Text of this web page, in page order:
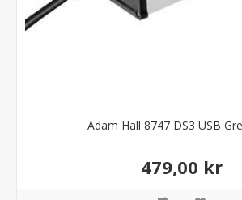
Adam Hall 8747 DS3 USB
479,00 kr